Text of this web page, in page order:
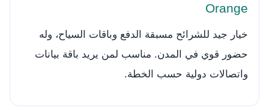
Orange
خيار جيد للشرائح مسبقة الدفع وباقات السياح، وله
حضور قوي في المدن. مناسب لمن يريد باقة بيانات
واتصالات دولية حسب الخطة.